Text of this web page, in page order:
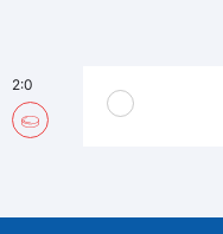
2:0